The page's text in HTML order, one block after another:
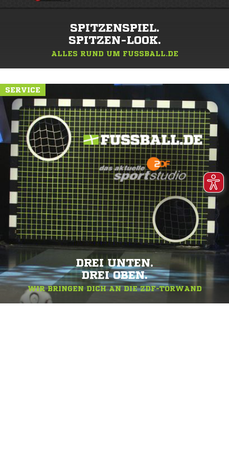
SPITZENSPIEL.
SPITZEN-LOOK.
ALLES RUND UM FUSSBALL.DE
SERVICE
DREI UNTEN.
DREI OBEN.
WIR BRINGEN DICH AN DIE ZDF-TORWAND